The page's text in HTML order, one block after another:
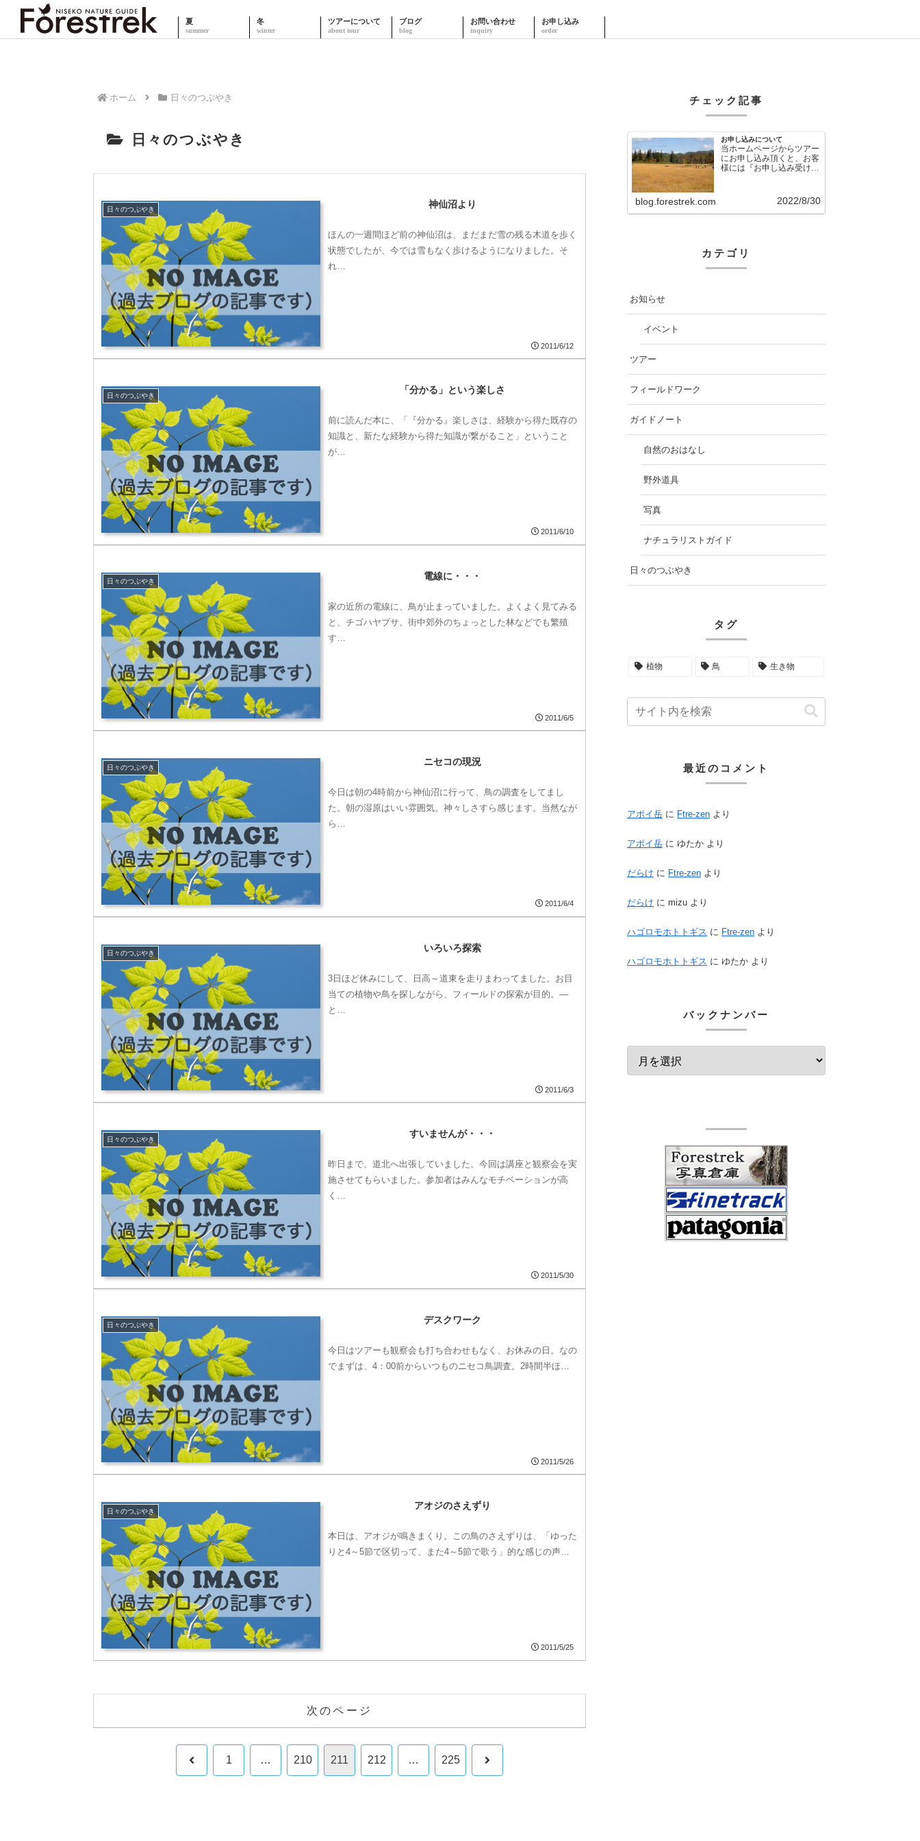
夏 冬 ツアーについて ブログ お問い合わせ お申し込み
ホーム 日々のつぶやき
日々のつぶやき
日々のつぶやき 神仙沼より
ほんの一週間ほど前の神仙沼は、まだまだ雪の残る木道を歩く
状態でしたが、今では雪もなく歩けるようになりました。そ
れ…
2011/6/12
日々のつぶやき 「分かる」という楽しさ
前に読んだ本に、「『分かる』楽しさは、経験から得た既存の
知識と、新たな経験から得た知識が繋がること」ということ
が…
2011/6/10
日々のつぶやき 電線に・・・
家の近所の電線に、鳥が止まっていました。よくよく見てみる
と、チゴハヤブサ。街中郊外のちょっとした林などでも繁殖
す…
2011/6/5
日々のつぶやき ニセコの現況
今日は朝の4時前から神仙沼に行って、鳥の調査をしてまし
た。朝の湿原はいい雰囲気。神々しさすら感じます。当然なが
ら…
2011/6/4
日々のつぶやき いろいろ探索
3日ほど休みにして、日高～道東を走りまわってました。お目
当ての植物や鳥を探しながら、フィールドの探索が目的。―
と…
2011/6/3
日々のつぶやき すいませんが・・・
昨日まで、道北へ出張していました。今回は講座と観察会を実
施させてもらいました。参加者はみんなモチベーションが高
く…
2011/5/30
日々のつぶやき デスクワーク
今日はツアーも観察会も打ち合わせもなく、お休みの日。なの
でまずは、4：00前からいつものニセコ鳥調査。2時間半ほ…
2011/5/26
日々のつぶやき アオジのさえずり
本日は、アオジが鳴きまくり。この鳥のさえずりは、「ゆった
りと4～5節で区切って、また4～5節で歌う」的な感じの声…
2011/5/25
次のページ
前 1 … 210 211 212 … 225 次
チェック記事
お申し込みについて
当ホームページからツアー
にお申し込み頂くと、お客
様には『お申し込み受け付
blog.forestrek.com 2022/8/30
カテゴリ
お知らせ
イベント
ツアー
フィールドワーク
ガイドノート
自然のおはなし
野外道具
写真
ナチュラリストガイド
日々のつぶやき
タグ
植物 鳥 生き物
最近のコメント
アポイ岳 に Ftre-zen より
アポイ岳 に ゆたか より
だらけ に Ftre-zen より
だらけ に mizu より
ハゴロモホトトギス に Ftre-zen より
ハゴロモホトトギス に ゆたか より
バックナンバー